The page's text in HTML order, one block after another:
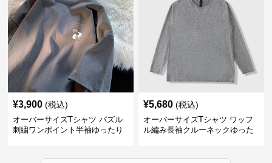
¥3,900 (税込)
オーバーサイズTシャツ パズル
刺繍ワンポイント半袖ゆったり
¥5,680 (税込)
オーバーサイズTシャツ ワッフ
ル編み長袖クルーネックゆった